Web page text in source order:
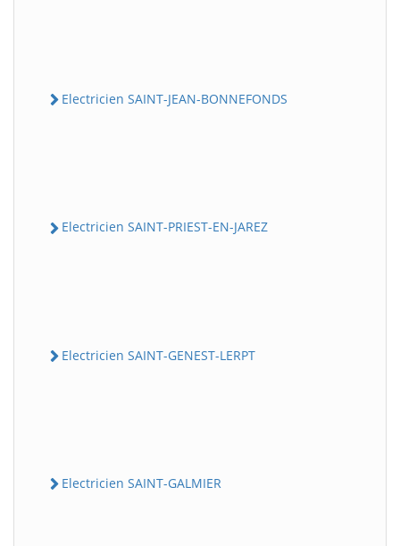
Electricien SAINT-JEAN-BONNEFONDS
Electricien SAINT-PRIEST-EN-JAREZ
Electricien SAINT-GENEST-LERPT
Electricien SAINT-GALMIER